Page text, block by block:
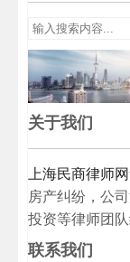
关于我们
上海民商律师网
房产纠纷，公
投资等律师团
联系我们